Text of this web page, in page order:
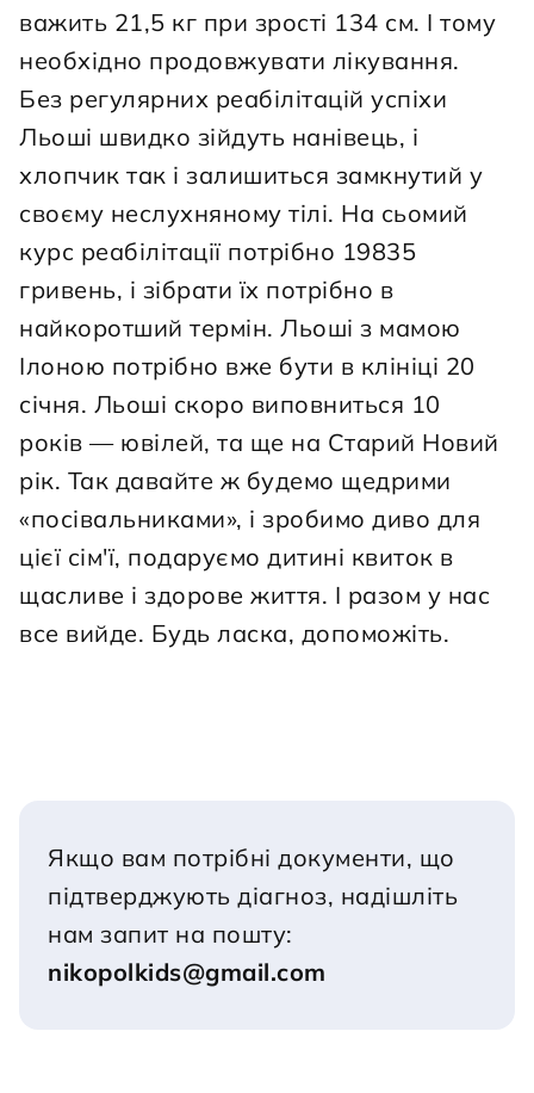
важить 21,5 кг при зрості 134 см. І тому
необхідно продовжувати лікування.
Без регулярних реабілітацій успіхи
Льоші швидко зійдуть нанівець, і
хлопчик так і залишиться замкнутий у
своєму неслухняному тілі. На сьомий
курс реабілітації потрібно 19835
гривень, і зібрати їх потрібно в
найкоротший термін. Льоші з мамою
Ілоною потрібно вже бути в клініці 20
січня. Льоші скоро виповниться 10
років — ювілей, та ще на Старий Новий
рік. Так давайте ж будемо щедрими
«посівальниками», і зробимо диво для
цієї сім'ї, подаруємо дитині квиток в
щасливе і здорове життя. І разом у нас
все вийде. Будь ласка, допоможіть.
Якщо вам потрібні документи, що
підтверджують діагноз, надішліть
нам запит на пошту:
nikopolkids@gmail.com